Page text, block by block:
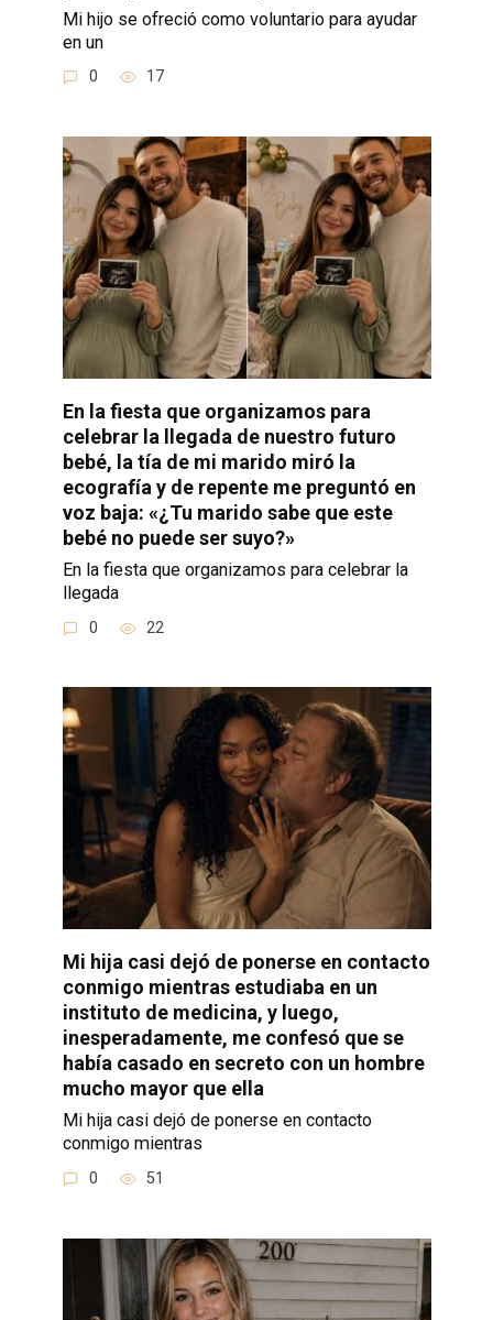
Mi hijo se ofreció como voluntario para ayudar
en un
0 17
En la fiesta que organizamos para
celebrar la llegada de nuestro futuro
bebé, la tía de mi marido miró la
ecografía y de repente me preguntó en
voz baja: «¿Tu marido sabe que este
bebé no puede ser suyo?»
En la fiesta que organizamos para celebrar la
llegada
0 22
Mi hija casi dejó de ponerse en contacto
conmigo mientras estudiaba en un
instituto de medicina, y luego,
inesperadamente, me confesó que se
había casado en secreto con un hombre
mucho mayor que ella
Mi hija casi dejó de ponerse en contacto
conmigo mientras
0 51